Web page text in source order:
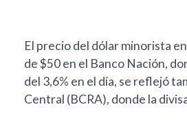
El precio del dólar minorista
de $50 en el Banco Nación,
del 3,6% en el día, se reflejó
Central (BCRA), donde la